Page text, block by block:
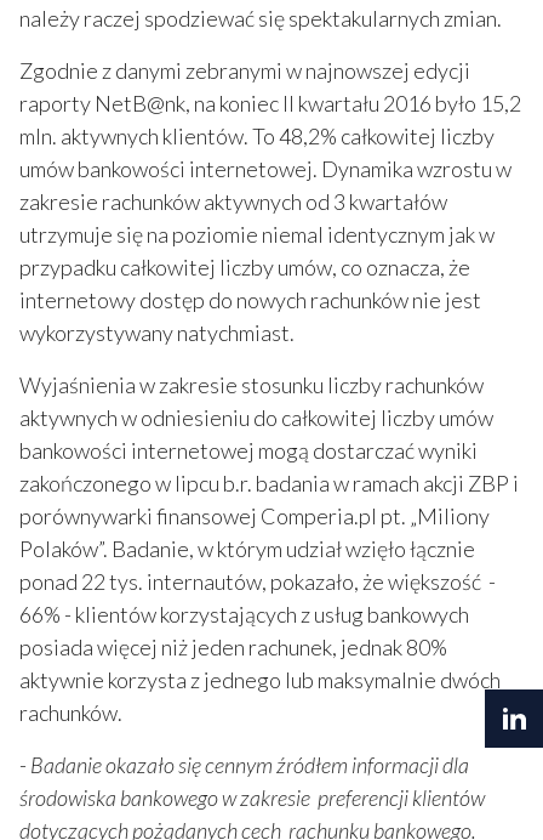
należy raczej spodziewać się spektakularnych zmian.
Zgodnie z danymi zebranymi w najnowszej edycji
raporty NetB@nk, na koniec II kwartału 2016 było 15,2
mln. aktywnych klientów. To 48,2% całkowitej liczby
umów bankowości internetowej. Dynamika wzrostu w
zakresie rachunków aktywnych od 3 kwartałów
utrzymuje się na poziomie niemal identycznym jak w
przypadku całkowitej liczby umów, co oznacza, że
internetowy dostęp do nowych rachunków nie jest
wykorzystywany natychmiast.
Wyjaśnienia w zakresie stosunku liczby rachunków
aktywnych w odniesieniu do całkowitej liczby umów
bankowości internetowej mogą dostarczać wyniki
zakończonego w lipcu b.r. badania w ramach akcji ZBP i
porównywarki finansowej Comperia.pl pt. „Miliony
Polaków”. Badanie, w którym udział wzięło łącznie
ponad 22 tys. internautów, pokazało, że większość -
66% - klientów korzystających z usług bankowych
posiada więcej niż jeden rachunek, jednak 80%
aktywnie korzysta z jednego lub maksymalnie dwóch
rachunków.
- Badanie okazało się cennym źródłem informacji dla
środowiska bankowego w zakresie preferencji klientów
dotyczących pożądanych cech rachunku bankowego.